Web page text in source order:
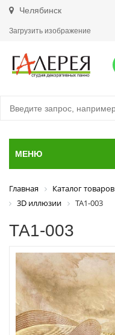
Челябинск
Загрузить изображение
МЕНЮ
Главная Каталог товаров
3D иллюзии
ТА1-003
ТА1-003